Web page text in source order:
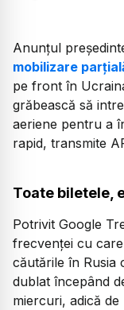
Anunţul
mobilizare
pe front în
grăbească să
aeriene pentru a
rapid, transmite
Toate biletele,
Potrivit Google
frecvenţei cu
căutările în Rusia
dublat începând
miercuri, adică